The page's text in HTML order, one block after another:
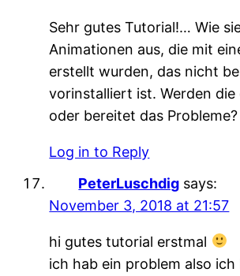
Sehr gutes Tutorial!… Wie
Animationen aus, die mit
erstellt wurden, das nicht
vorinstalliert ist. Werden
oder bereitet das Probleme?
Log in to Reply
PeterLuschdig says:
November 3, 2018 at 21:57
hi gutes tutorial erstmal
ich hab ein problem also ich